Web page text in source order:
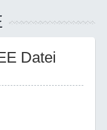
Datei